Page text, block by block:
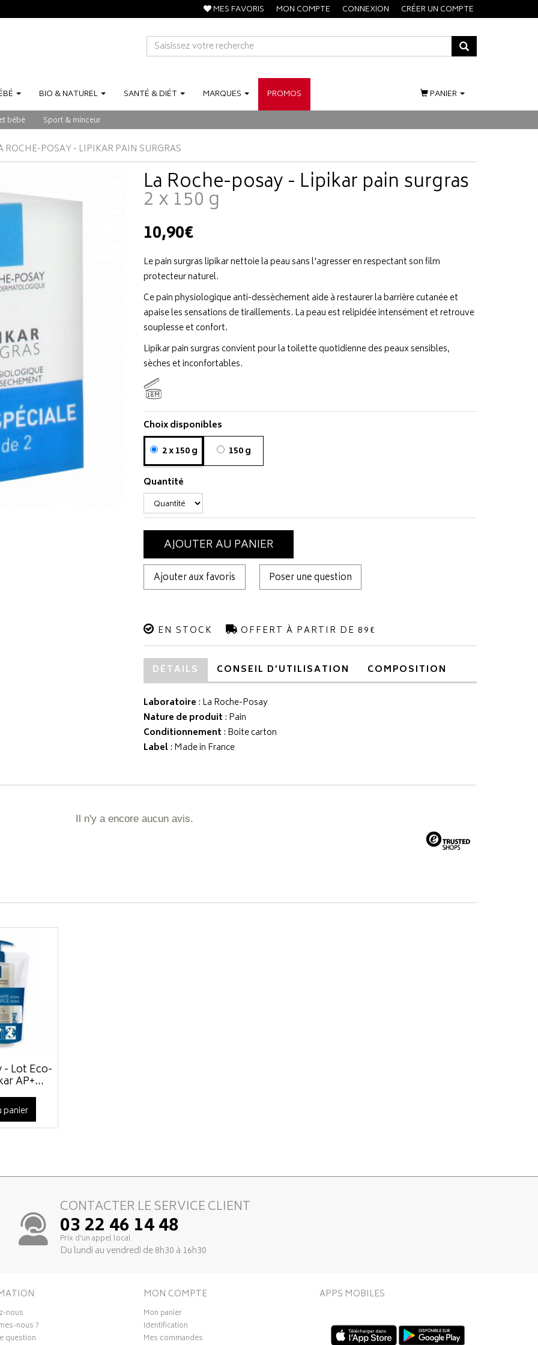
MES FAVORIS MON COMPTE CONNEXION CRÉER UN COMPTE
BIO &NATUREL SANTÉ &DIÉT MARQUES PROMOS
bébé Sport & minceur
PANIER
ROCHE-POSAY - LIPIKAR PAIN SURGRAS
La Roche-posay - Lipikar pain surgras
2 x 150 g
10,90€
Le pain surgras lipikar nettoie la peau sans l'agresser en respectant son film
protecteur naturel.
Ce pain physiologique anti-dessèchement aide à restaurer la barrière cutanée et
apaise les sensations de tiraillements. La peau est relipidée intensément et retrouve
souplesse et confort.
Lipikar pain surgras convient pour la toilette quotidienne des peaux sensibles,
sèches et inconfortables.
18M
Choix disponibles
2 x 150 g
150 g
Quantité
AJOUTER AU PANIER
Ajouter aux favoris Poser une question
EN STOCK OFFERT À PARTIR DE 89€
DÉTAILS CONSEIL D’UTILISATION COMPOSITION
Laboratoire : La Roche-Posay
Nature de produit : Pain
Conditionnement : Boite carton
Label: Made in France
Il n'y a encore aucun avis.
- Lot Éco-
AP+...
panier
CONTACTER LE SERVICE CLIENT
03 22 46 14 48
Prix d’un appel local
Du lundi au vendredi de 8h30 à 16h30
nous
nous ?
question
MON COMPTE
Mon panier
Identification
Mes commandes
APPS MOBILES